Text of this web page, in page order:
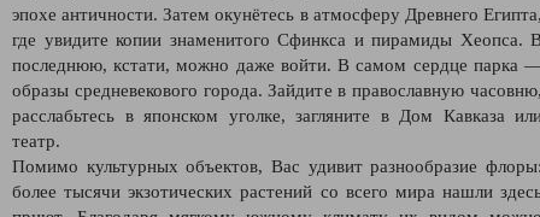
эпохе античности. Затем окунётесь в атмосферу Древнего
где увидите копии знаменитого Сфинкса и пирамиды Хеопса.
последнюю, кстати, можно даже войти. В самом сердце парка
образы средневекового города. Зайдите в православную
расслабьтесь в японском уголке, загляните в Дом Кавказа
театр.
Помимо культурных объектов, Вас удивит разнообразие
более тысячи экзотических растений со всего мира нашли